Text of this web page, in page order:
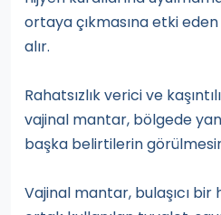
ortaya çıkmasına etki
alır.
Rahatsızlık verici ve
vajinal mantar, bölgede
başka belirtilerin
Vajinal mantar, bulaşıcı bir